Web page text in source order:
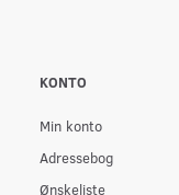
KONTO
Min konto
Adressebog
Ønskeliste